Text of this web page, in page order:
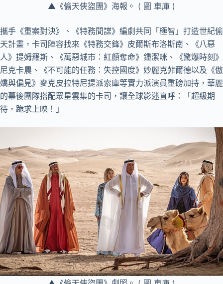
▲《偷天俠盜團》海報。 ( 圖 車庫 )
攜手《重案對決》、《特務間諜》編劇共同「極智」打造世紀偷
天計畫，卡司陣容找來《特務交鋒》皮爾斯布洛斯南、《八惡
人》提姆羅斯、《萬惡城市：紅顏奪命》鍾潔咪、《驚爆時刻》
尼克卡農、《不可能的任務：失控國度》妙麗克菲爾德以及《傲
嬌與偏見》麥克皮拉特尼提派索庫等實力派演員重磅加持，華麗
的幕後團隊搭配眾星雲集的卡司，讓全球影迷直呼：「超級期
待，跪求上映！」